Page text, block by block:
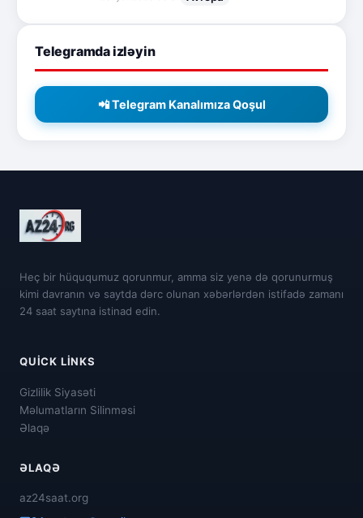
Telegramda izləyin
📲 Telegram Kanalımıza Qoşul
Heç bir hüququmuz qorunmur, amma siz yenə də qorunurmuş
kimi davranın və saytda dərc olunan xəbərlərdən istifadə zamanı
24 saat saytına istinad edin.
QUICK LINKS
Gizlilik Siyasəti
Məlumatların Silinməsi
Əlaqə
ƏLAQƏ
az24saat.org